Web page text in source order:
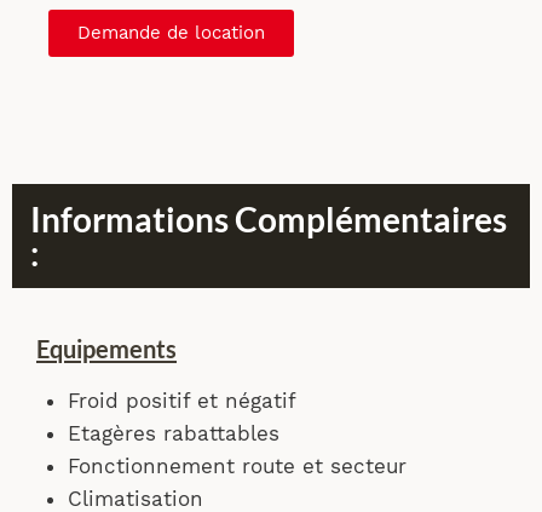
Demande de location
Informations Complémentaires
:
Equipements
Froid positif et négatif
Etagères rabattables
Fonctionnement route et secteur
Climatisation